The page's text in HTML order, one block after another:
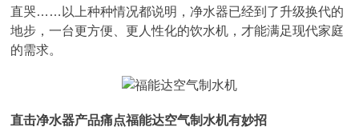
直哭……以上种种情况都说明，净水器已经到了升级换代的
地步，一台更方便、更人性化的饮水机，才能满足现代家庭
的需求。
直击净水器产品痛点福能达空气制水机有妙招